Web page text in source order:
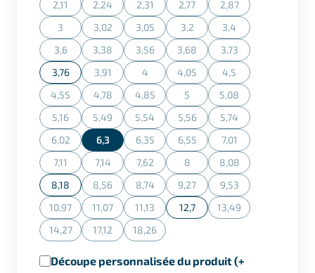
2,11
(Cette action n'est actuellement pas disponible.)
2,24
(Cette action n'est actuellement pas disponible.)
2,31
(Cette action n'est actuellement pas
2,77
(Cette action n'est
2,87
(Cette action n'est
3
(Cette action n'est actuellement pas disponible.)
3,02
(Cette action n'est actuellement pas disponible.)
3,05
(Cette action n'est actuellement pas
3,2
(Cette action n'est
3,4
(Cette action n'est
3,6
(Cette action n'est actuellement pas disponible.)
3,38
(Cette action n'est actuellement pas disponible.)
3,56
(Cette action n'est actuellement pas
3,68
(Cette action n'est
3,73
(Cette action n'est
3,76 3,91
(Cette action n'est actuellement pas disponible.)
4
(Cette action n'est actuellement pas
4,05
(Cette action n'est
4,5
(Cette action n'est
4,55
(Cette action n'est actuellement pas disponible.)
4,78
(Cette action n'est actuellement pas disponible.)
4,85
(Cette action n'est actuellement pas
5
(Cette action n'est
5,08
(Cette action n'est
5,16
(Cette action n'est actuellement pas disponible.)
5,49
(Cette action n'est actuellement pas disponible.)
5,54
(Cette action n'est actuellement pas
5,56
(Cette action n'est
5,74
(Cette action n'est
6,02
(Cette action n'est actuellement pas disponible.)
6,3 6,35
(Cette action n'est actuellement pas
6,55
(Cette action n'est
7,01
(Cette action n'est
7,11
(Cette action n'est actuellement pas disponible.)
7,14
(Cette action n'est actuellement pas disponible.)
7,62
(Cette action n'est actuellement pas
8
(Cette action n'est
8,08
(Cette action n'est
8,18 8,56
(Cette action n'est actuellement pas disponible.)
8,74
(Cette action n'est actuellement pas
9,27
(Cette action n'est
9,53
(Cette action n'est
10,97
(Cette action n'est actuellement pas disponible.)
11,07
(Cette action n'est actuellement pas disponible.)
11,13
(Cette action n'est actuellement pas
12,7 13,49
(Cette action n'est
14,27
(Cette action n'est actuellement pas disponible.)
17,12
(Cette action n'est actuellement pas disponible.)
18,26
(Cette action n'est actuellement pas
Découpe personnalisée du produit (+